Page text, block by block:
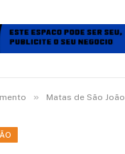
» Matas de São João